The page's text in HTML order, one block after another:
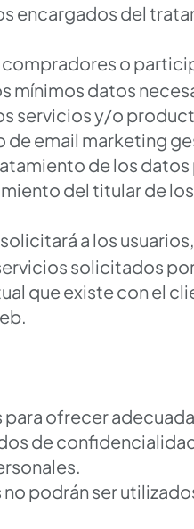
encargados del
compradores o
mínimos datos
servicios y/o
de email marketing
de los
del titular de
a los
solicitados
que existe con el
ofrecer
de
podrán ser